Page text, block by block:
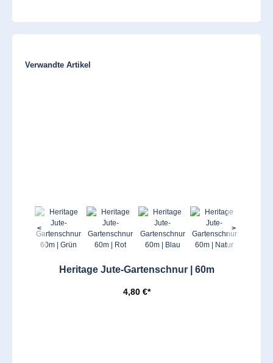
Produktgalerie überspringen
Verwandte Artikel
< >
Heritage Jute-Gartenschnur | 60m
4,80 €*